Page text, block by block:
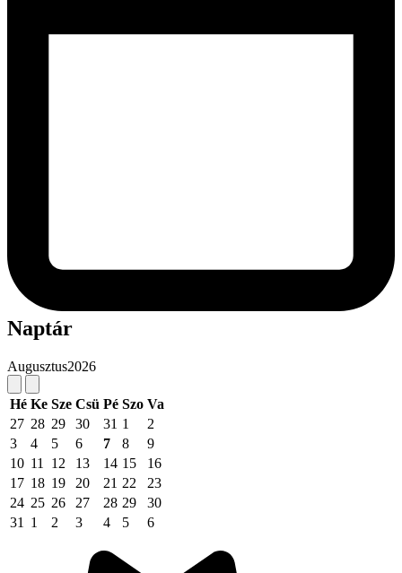
Naptár
Augusztus2026
Hé Ke Sze Csü Pé Szo Va
27 28 29 30 31 1
2
3
4 5 6 7 8
9
10 11 12 13 14 15
16
17 18 19 20 21 22
23
24 25 26 27 28 29
30
31
1 2 3 4 5 6